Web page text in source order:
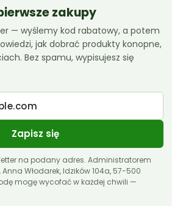
zakupy
— wyślemy kod rabatowy, a potem
jak dobrać produkty konopne,
Bez spamu, wypisujesz się
Zapisz się
na podany adres. Administratorem
Włodarek, Idzików 104a, 57-500
mogę wycofać w każdej chwili —